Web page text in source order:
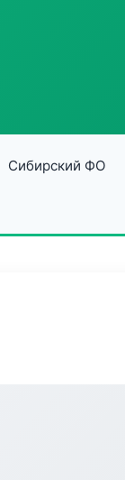
Сибирский ФО